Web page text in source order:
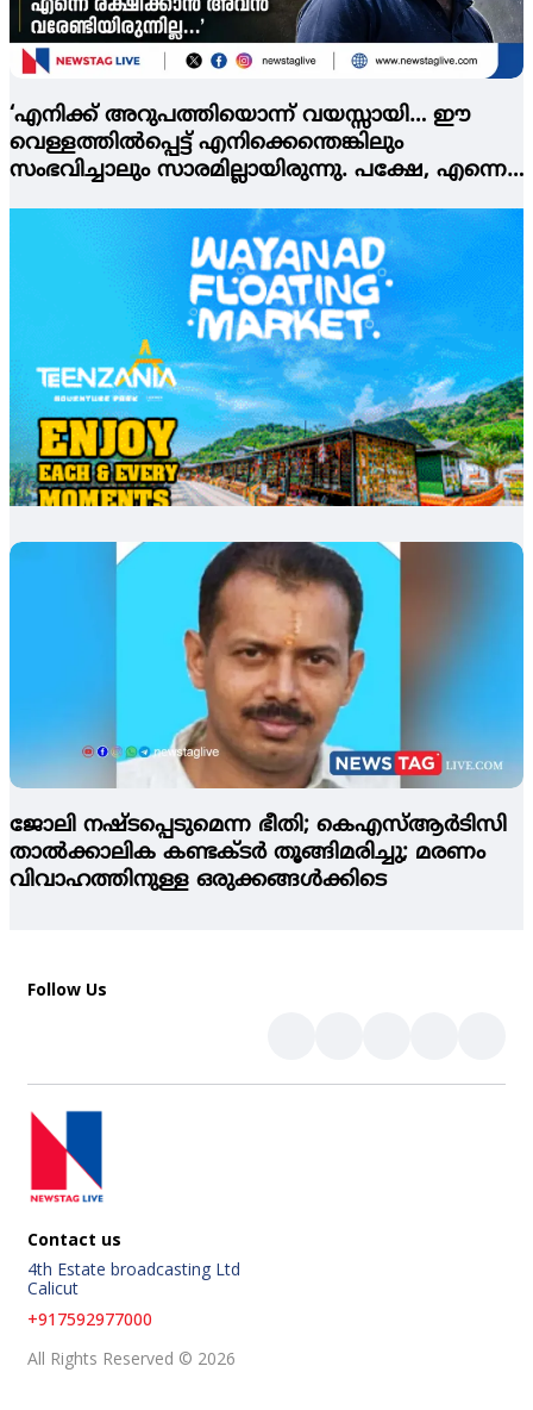
‘എനിക്ക് അറുപത്തിയൊന്ന് വയസ്സായി… ഈ
വെള്ളത്തില്‍പ്പെട്ട് എനിക്കെന്തെങ്കിലും
സംഭവിച്ചാലും സാരമില്ലായിരുന്നു. പക്ഷേ, എന്നെ
ജോലി നഷ്ടപ്പെടുമെന്ന ഭീതി; കെഎസ്ആര്‍ടിസി
താല്‍ക്കാലിക കണ്ടക്ടര്‍ തൂങ്ങിമരിച്ചു; മരണം
വിവാഹത്തിനുള്ള ഒരുക്കങ്ങള്‍ക്കിടെ
Follow Us
Contact us
4th Estate broadcasting Ltd
Calicut
+917592977000
All Rights Reserved © 2026